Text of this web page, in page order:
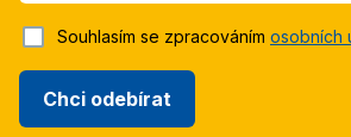
Chci odebírat
Souhlasím se zpracováním osobních